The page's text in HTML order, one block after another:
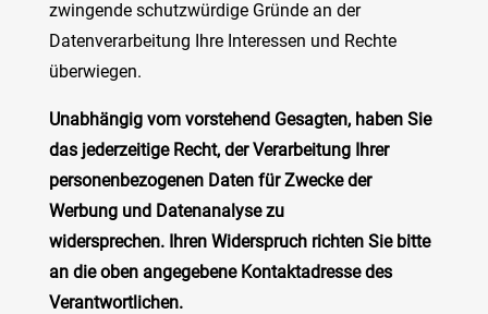
zwingende schutzwürdige Gründe an der
Datenverarbeitung Ihre Interessen und Rechte
überwiegen.
Unabhängig vom vorstehend Gesagten, haben Sie
das jederzeitige Recht, der Verarbeitung Ihrer
personenbezogenen Daten für Zwecke der
Werbung und Datenanalyse zu
widersprechen. Ihren Widerspruch richten Sie bitte
an die oben angegebene Kontaktadresse des
Verantwortlichen.